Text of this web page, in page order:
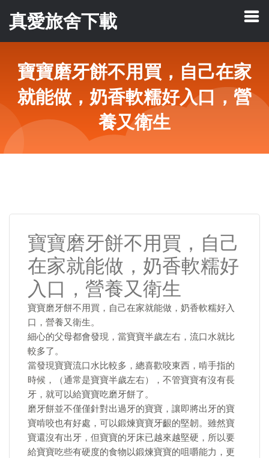
真愛旅舍下載
寶寶磨牙餅不用買，自己在家
就能做，奶香軟糯好入口，營
養又衛生
寶寶磨牙餅不用買，自己
在家就能做，奶香軟糯好
入口，營養又衛生
寶寶磨牙餅不用買，自己在家就能做，奶香軟糯好入
口，營養又衛生。
細心的父母都會發現，當寶寶半歲左右，流口水就比
較多了。
當發現寶寶流口水比較多，總喜歡咬東西，啃手指的
時候，（通常是寶寶半歲左右），不管寶寶有沒有長
牙，就可以給寶寶吃磨牙餅了。
磨牙餅並不僅僅針對出過牙的寶寶，讓即將出牙的寶
寶啃咬也有好處，可以鍛煉寶寶牙齦的堅韌。雖然寶
寶還沒有出牙，但寶寶的牙床已越來越堅硬，所以要
給寶寶吃些有硬度的食物以鍛煉寶寶的咀嚼能力，更